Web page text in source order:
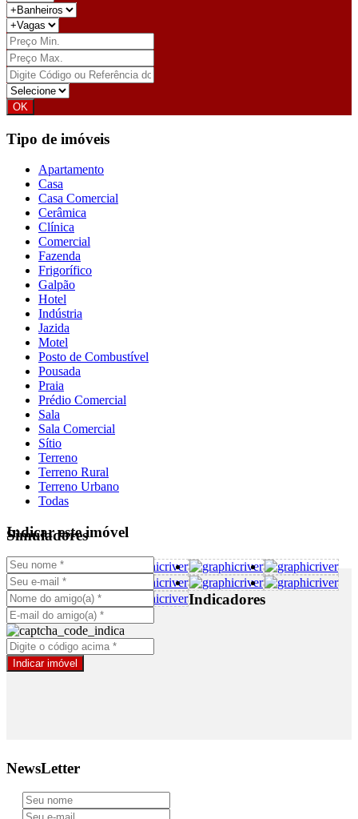
Tipo de imóveis
Apartamento
Casa
Casa Comercial
Cerâmica
Clínica
Comercial
Fazenda
Frigorífico
Galpão
Hotel
Indústria
Jazida
Motel
Posto de Combustível
Pousada
Praia
Prédio Comercial
Sala
Sala Comercial
Sítio
Terreno
Terreno Rural
Terreno Urbano
Todas
Indicar este imóvel
Simuladores
Indicadores
NewsLetter